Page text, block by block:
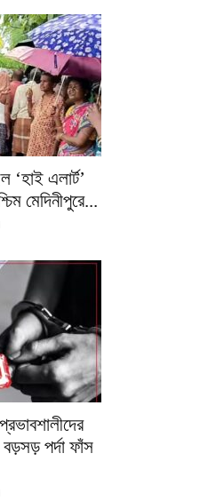
এলার্ট’
মেদিনীপুরে...
বড়সড় পর্দা ফাঁস